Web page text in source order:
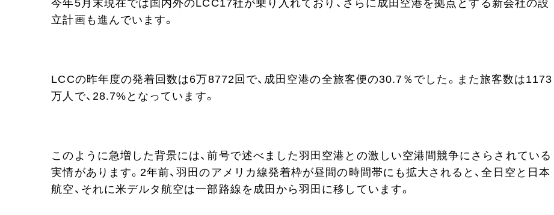
今年5月末現在では国内外のLCC17社が乗り入れており、さらに成田空港を拠点とする新会社の設
立計画も進んでいます。
LCCの昨年度の発着回数は6万8772回で、成田空港の全旅客便の30.7％でした。また旅客数は1173
万人で、28.7%となっています。
このように急増した背景には、前号で述べました羽田空港との激しい空港間競争にさらされている
実情があります。2年前、羽田のアメリカ線発着枠が昼間の時間帯にも拡大されると、全日空と日本
航空、それに米デルタ航空は一部路線を成田から羽田に移しています。